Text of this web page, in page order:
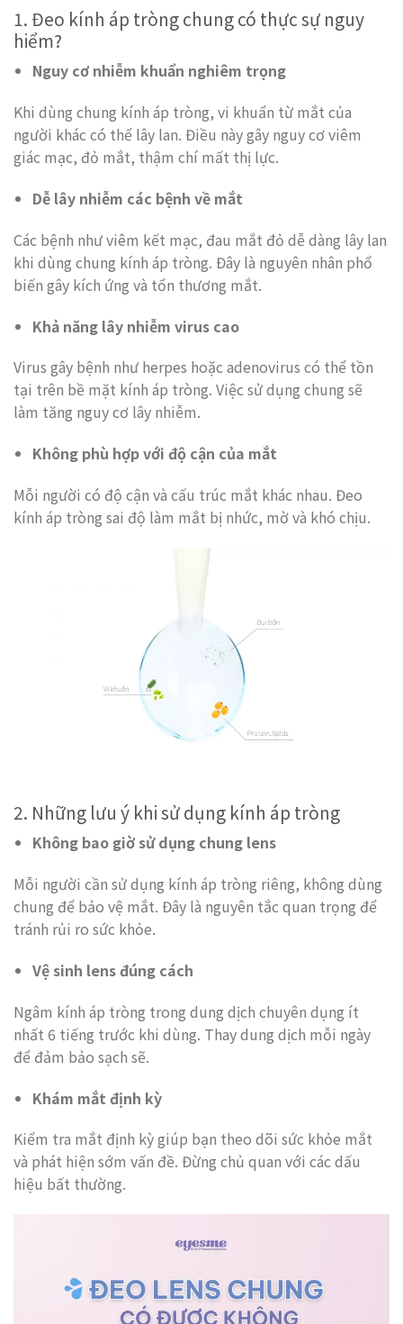
1. Đeo kính áp tròng chung có thực sự nguy
hiểm?
Nguy cơ nhiễm khuẩn nghiêm trọng
Khi dùng chung kính áp tròng, vi khuẩn từ mắt của
người khác có thể lây lan. Điều này gây nguy cơ viêm
giác mạc, đỏ mắt, thậm chí mất thị lực.
Dễ lây nhiễm các bệnh về mắt
Các bệnh như viêm kết mạc, đau mắt đỏ dễ dàng lây lan
khi dùng chung kính áp tròng. Đây là nguyên nhân phổ
biến gây kích ứng và tổn thương mắt.
Khả năng lây nhiễm virus cao
Virus gây bệnh như herpes hoặc adenovirus có thể tồn
tại trên bề mặt kính áp tròng. Việc sử dụng chung sẽ
làm tăng nguy cơ lây nhiễm.
Không phù hợp với độ cận của mắt
Mỗi người có độ cận và cấu trúc mắt khác nhau. Đeo
kính áp tròng sai độ làm mắt bị nhức, mờ và khó chịu.
2. Những lưu ý khi sử dụng kính áp tròng
Không bao giờ sử dụng chung lens
Mỗi người cần sử dụng kính áp tròng riêng, không dùng
chung để bảo vệ mắt. Đây là nguyên tắc quan trọng để
tránh rủi ro sức khỏe.
Vệ sinh lens đúng cách
Ngâm kính áp tròng trong dung dịch chuyên dụng ít
nhất 6 tiếng trước khi dùng. Thay dung dịch mỗi ngày
để đảm bảo sạch sẽ.
Khám mắt định kỳ
Kiểm tra mắt định kỳ giúp bạn theo dõi sức khỏe mắt
và phát hiện sớm vấn đề. Đừng chủ quan với các dấu
hiệu bất thường.